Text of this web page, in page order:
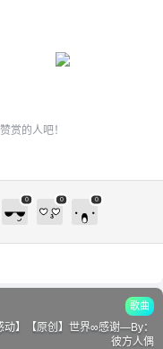
赏的人吧！
0 0 0
歌曲
动】【原创】世界∞感谢—By：
彼方人偶